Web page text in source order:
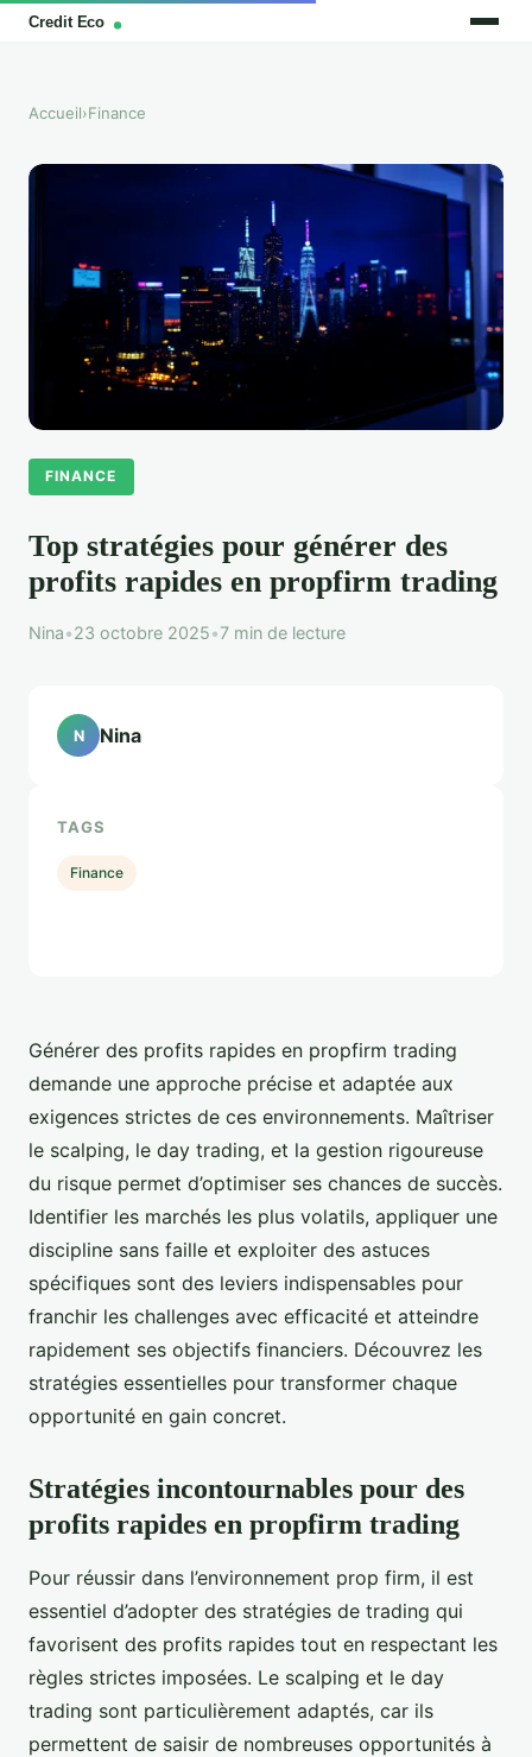
Accueil›Finance
FINANCE
Top stratégies pour générer des
profits rapides en propfirm trading
Nina•23 octobre 2025•7 min de lecture
Générer des profits rapides en propfirm trading
demande une approche précise et adaptée aux
exigences strictes de ces environnements. Maîtriser
le scalping, le day trading, et la gestion rigoureuse
du risque permet d’optimiser ses chances de succès.
Identifier les marchés les plus volatils, appliquer une
discipline sans faille et exploiter des astuces
spécifiques sont des leviers indispensables pour
franchir les challenges avec efficacité et atteindre
rapidement ses objectifs financiers. Découvrez les
stratégies essentielles pour transformer chaque
opportunité en gain concret.
Stratégies incontournables pour des
profits rapides en propfirm trading
Pour réussir dans l’environnement prop firm, il est
essentiel d’adopter des stratégies de trading qui
favorisent des profits rapides tout en respectant les
règles strictes imposées. Le scalping et le day
trading sont particulièrement adaptés, car ils
permettent de saisir de nombreuses opportunités à
N Nina
TAGS
Finance